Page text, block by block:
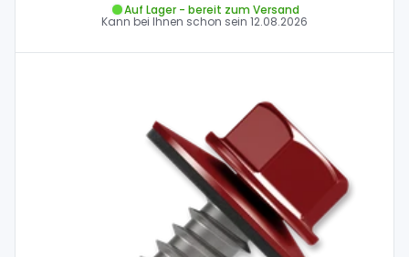
Auf Lager - bereit zum Versand
Kann bei Ihnen schon sein 12.08.2026